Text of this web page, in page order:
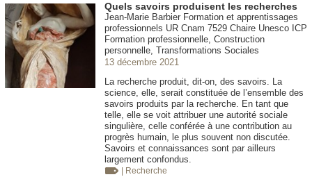
Quels savoirs produisent les recherches
Jean-Marie Barbier Formation et apprentissages
professionnels UR Cnam 7529 Chaire Unesco ICP
Formation professionnelle, Construction
personnelle, Transformations Sociales
13 décembre 2021
La recherche produit, dit-on, des savoirs. La
science, elle, serait constituée de l’ensemble des
savoirs produits par la recherche. En tant que
telle, elle se voit attribuer une autorité sociale
singulière, celle conférée à une contribution au
progrès humain, le plus souvent non discutée.
Savoirs et connaissances sont par ailleurs
largement confondus.
| Recherche